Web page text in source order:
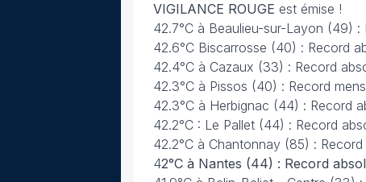
VIGILANCE ROUGE est émise !
42.7°C à Beaulieu-sur-Layon (49)
42.6°C Biscarrosse (40) : Record
42.4°C à Cazaux (33) : Record
42.3°C à Pissos (40) : Record
42.3°C à Herbignac (44) : Record
42.2°C : Le Pallet (44) : Record
42.2°C à Chantonnay (85) : Record
42°C à Nantes (44) : Record